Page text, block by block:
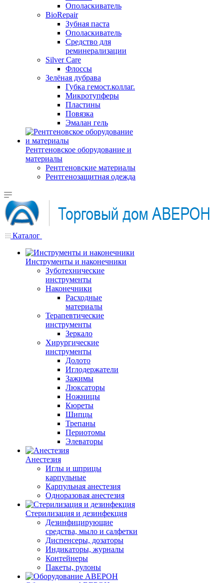
Ополаскиватель
BioRepair
Зубная паста
Ополаскиватель
Средство для
реминерализации
Silver Care
Флоссы
Зелёная дубрава
Губка гемост.коллаг.
Микротупферы
Пластины
Повязка
Эмалан гель
Рентгеновское оборудование и
материалы
Рентгеновские материалы
Рентгенозащитная одежда
Каталог
Инструменты и наконечники
Зуботехнические
инструменты
Наконечники
Расходные
материалы
Терапевтические
инструменты
Зеркало
Хирургические
инструменты
Долото
Иглодержатели
Зажимы
Люксаторы
Ножницы
Кюреты
Шипцы
Трепаны
Периотомы
Элеваторы
Анестезия
Иглы и шприцы
карпульные
Карпульная анестезия
Одноразовая анестезия
Стерилизация и дезинфекция
Дезинфицирующие
средства, мыло и салфетки
Диспенсеры, дозаторы
Индикаторы, журналы
Контейнеры
Пакеты, рулоны